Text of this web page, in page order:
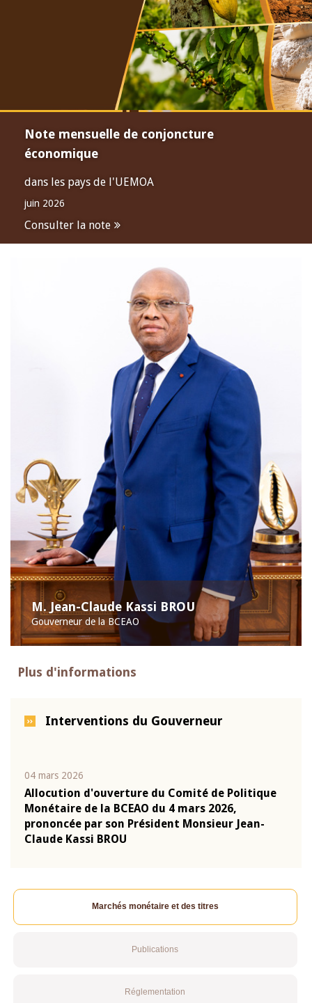
Note mensuelle de conjoncture
économique
dans les pays de l'UEMOA
juin 2026
Consulter la note
M. Jean-Claude Kassi BROU
Gouverneur de la BCEAO
Plus d'informations
Interventions du Gouverneur
04 mars 2026
Allocution d'ouverture du Comité de Politique
Monétaire de la BCEAO du 4 mars 2026,
prononcée par son Président Monsieur Jean-
Claude Kassi BROU
Marchés monétaire et des titres
Publications
Réglementation